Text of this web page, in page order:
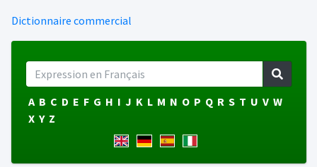
Dictionnaire commercial
A B C D E F G H I J K L M N O P Q R S T U V W
X Y Z